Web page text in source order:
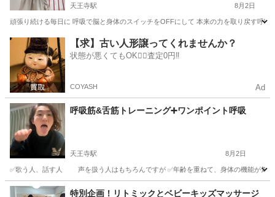
天王寺駅 8月2日
頑張り続ける毎日に 呼吸で脳と身体のスイッチをOFFにして 本来の力を取り戻す呼
大阪 大阪市 天王寺駅 快眠 状態
【求】古い人形譲ってくれませんか？
状態が悪くてもOK🙆‍♀️査定0円‼️
COYASH Ad
呼吸筋&舌筋トレーニング➕ワンポイント呼吸
天王寺駅 8月2日
✅歌う人、話す人 声を扱う人はもちろんですが ✅年齢を重ねて、身体の機能が気に
大阪 大阪市 天王寺駅 快眠 キー
特別企画！リトミックとベビーキッズマッサージ